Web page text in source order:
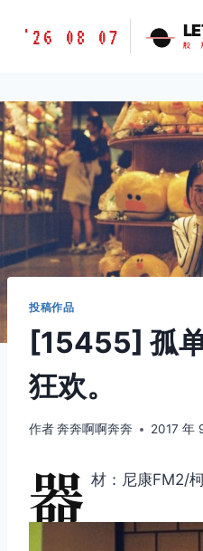
胶
味
道
LETSFILM
'26 08 07 胶
投稿作品
[15455] 孤
狂欢。
作者奔奔啊啊奔奔 2017 年
器 材：尼康FM2/